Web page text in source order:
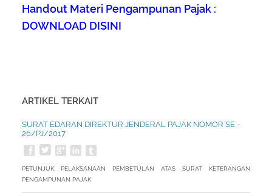
Handout Materi Pengampunan Pajak :
DOWNLOAD DISINI
ARTIKEL TERKAIT
SURAT EDARAN DIREKTUR JENDERAL PAJAK NOMOR SE -
26/PJ/2017
PETUNJUK PELAKSANAAN PEMBETULAN ATAS SURAT KETERANGAN
PENGAMPUNAN PAJAK